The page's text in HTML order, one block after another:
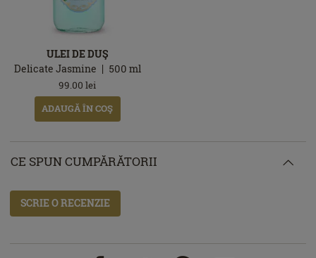
ULEI DE DUŞ
Delicate Jasmine
500 ml
99.00 lei
ADAUGĂ ÎN COŞ
CE SPUN CUMPĂRĂTORII
SCRIE O RECENZIE